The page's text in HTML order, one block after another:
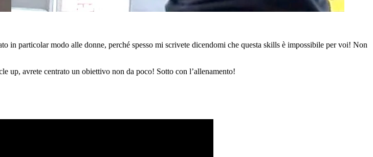
in particolar modo alle donne, perché spesso mi scrivete dicendomi che questa skills è impossibile per voi! Non
up, avrete centrato un obiettivo non da poco! Sotto con l’allenamento!